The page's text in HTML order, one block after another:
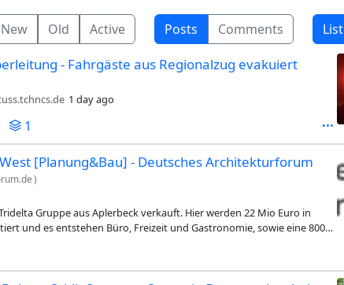
New Old Active Posts Comments List
- Fahrgäste aus Regionalzug evakuiert
1 day ago
1
[Planung&Bau] - Deutsches Architekturforum
)
Gruppe aus Aplerbeck verkauft. Hier werden 22 Mio Euro in
und es entstehen Büro, Freizeit und Gastronomie, sowie eine 800